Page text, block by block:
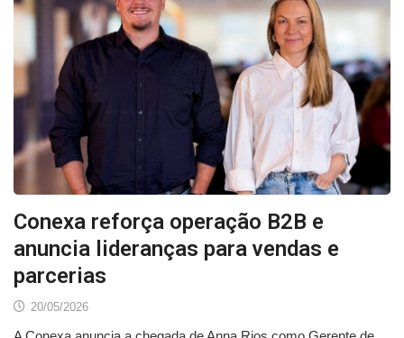
Conexa reforça operação B2B e
anuncia lideranças para vendas e
parcerias
20/05/2026